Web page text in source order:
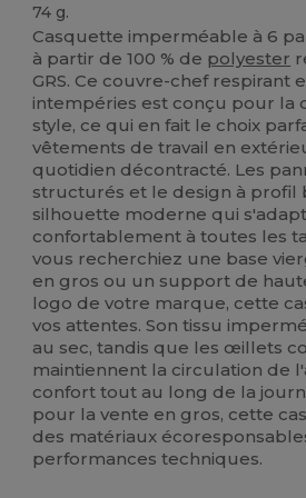
74 g.
Casquette imperméable à 6
à partir de 100 % de polyester
GRS. Ce couvre-chef respirant
intempéries est conçu pour la
style, ce qui en fait le choix
vêtements de travail en
quotidien décontracté. Les
structurés et le design à profil
silhouette moderne qui
confortablement à toutes les
vous recherchiez une base
en gros ou un support de
logo de votre marque, cette
vos attentes. Son tissu
au sec, tandis que les œillets
maintiennent la circulation de
confort tout au long de la
pour la vente en gros, cette
des matériaux
performances techniques.